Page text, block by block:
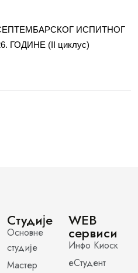
ИСПИТНОГ
ГОДИНЕ (II циклус)
Студије
Основне
студије
Мастер
WEB
сервиси
Инфо Киоск
еСтудент